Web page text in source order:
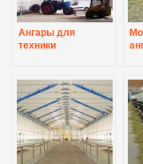
Ангары для
техники